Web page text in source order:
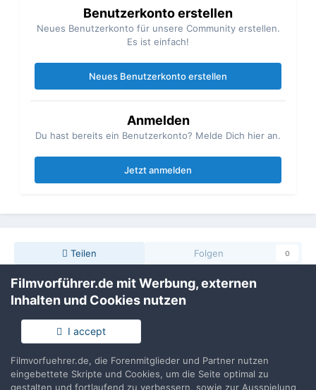
Benutzerkonto erstellen
Neues Benutzerkonto für unsere Community erstellen.
Es ist einfach!
Neues Benutzerkonto erstellen
Anmelden
Du hast bereits ein Benutzerkonto? Melde Dich hier an.
Jetzt anmelden
Teilen Folgen 0
Filmvorführer.de via Google durchsuchen:
Filmvorführer.de mit Werbung, externen
Inhalten und Cookies nutzen
I accept
Filmvorfuehrer.de, die Forenmitglieder und Partner nutzen
eingebettete Skripte und Cookies, um die Seite optimal zu
gestalten und fortlaufend zu verbessern, sowie zur Ausspielung